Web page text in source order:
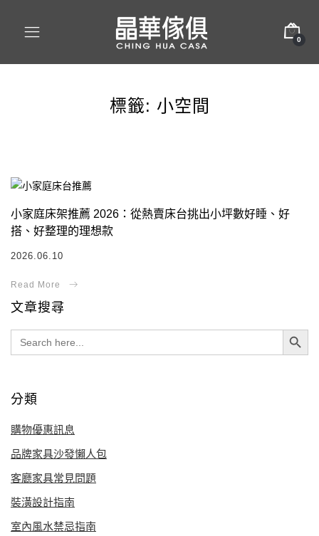
0
標籤: 小空間
小家庭床架推薦 2026：從熱賣床台挑出小坪數好睡、好
搭、好整理的理想款
2026.06.10
文章搜尋
Search
for:
Search Button
分類
購物優惠訊息
品牌家具沙發懶人包
客廳家具常見問題
裝潢設計指南
室內風水禁忌指南